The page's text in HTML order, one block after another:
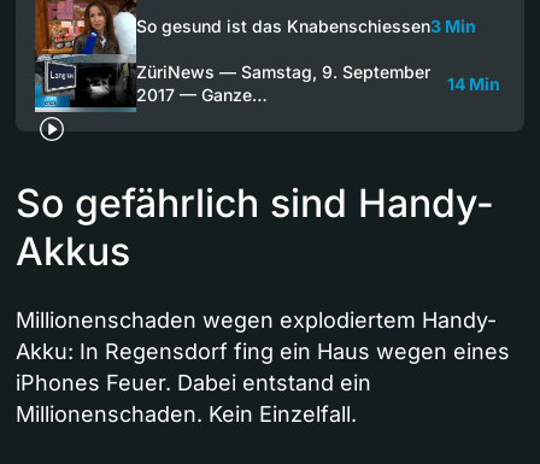
So gesund ist das Knabenschiessen3 Min
ZüriNews — Samstag, 9. September
2017 — Ganze…
14 Min
So gefährlich sind Handy-
Akkus
Millionenschaden wegen explodiertem Handy-
Akku: In Regensdorf fing ein Haus wegen eines
iPhones Feuer. Dabei entstand ein
Millionenschaden. Kein Einzelfall.